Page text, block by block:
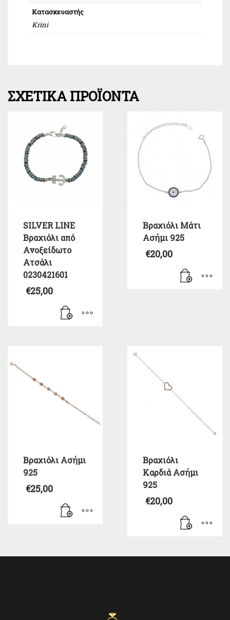
Κατασκευαστής
Krini
ΣΧΕΤΙΚΆ ΠΡΟΪΌΝΤΑ
SILVER LINE
Βραχιόλι από
Ανοξείδωτο
Ατσάλι
0230421601
€25,00
Βραχιόλι Μάτι
Ασήμι 925
€20,00
Βραχιόλι Ασήμι
925
€25,00
Βραχιόλι
Καρδιά Ασήμι
925
€20,00